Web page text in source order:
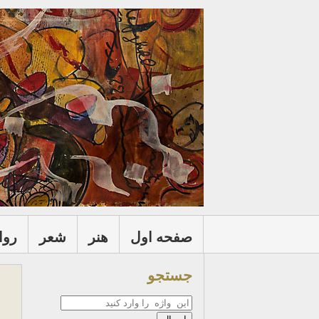
شعر هنر صفحه اول
جستجو
جستجو